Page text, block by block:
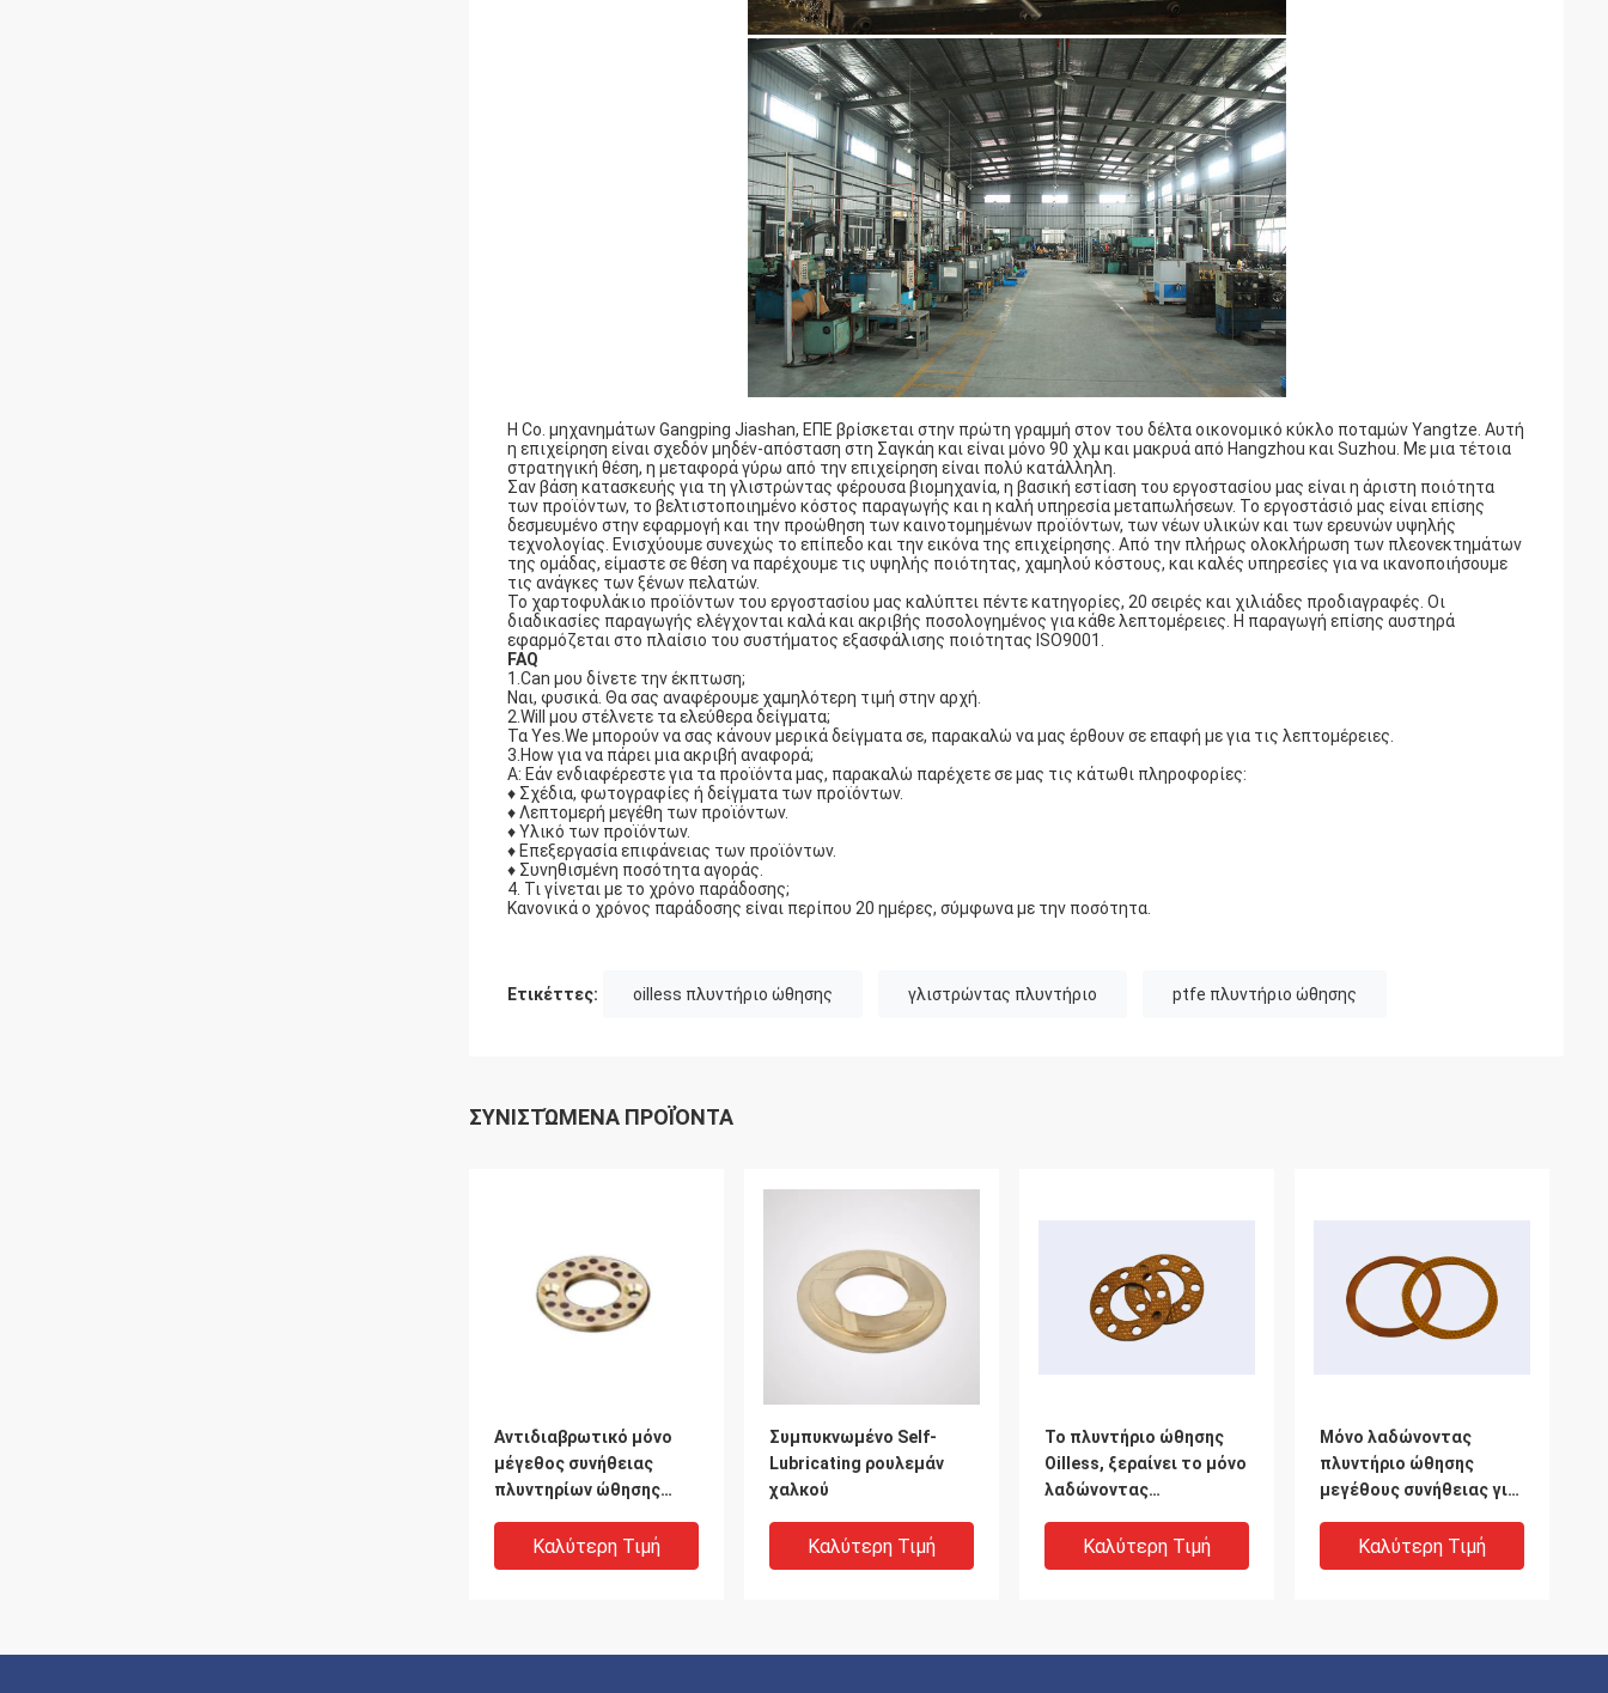
Η Co. μηχανημάτων Gangping Jiashan, ΕΠΕ βρίσκεται στην πρώτη γραμμή στον του δέλτα οικονομικό κύκλο ποταμών Yangtze. Αυτή
η επιχείρηση είναι σχεδόν μηδέν-απόσταση στη Σαγκάη και είναι μόνο 90 χλμ και μακρυά από Hangzhou και Suzhou. Με μια τέτοια
στρατηγική θέση, η μεταφορά γύρω από την επιχείρηση είναι πολύ κατάλληλη.
Σαν βάση κατασκευής για τη γλιστρώντας φέρουσα βιομηχανία, η βασική εστίαση του εργοστασίου μας είναι η άριστη ποιότητα
των προϊόντων, το βελτιστοποιημένο κόστος παραγωγής και η καλή υπηρεσία μεταπωλήσεων. Το εργοστάσιό μας είναι επίσης
δεσμευμένο στην εφαρμογή και την προώθηση των καινοτομημένων προϊόντων, των νέων υλικών και των ερευνών υψηλής
τεχνολογίας. Ενισχύουμε συνεχώς το επίπεδο και την εικόνα της επιχείρησης. Από την πλήρως ολοκλήρωση των πλεονεκτημάτων
της ομάδας, είμαστε σε θέση να παρέχουμε τις υψηλής ποιότητας, χαμηλού κόστους, και καλές υπηρεσίες για να ικανοποιήσουμε
τις ανάγκες των ξένων πελατών.
Το χαρτοφυλάκιο προϊόντων του εργοστασίου μας καλύπτει πέντε κατηγορίες, 20 σειρές και χιλιάδες προδιαγραφές. Οι
διαδικασίες παραγωγής ελέγχονται καλά και ακριβής ποσολογημένος για κάθε λεπτομέρειες. Η παραγωγή επίσης αυστηρά
εφαρμόζεται στο πλαίσιο του συστήματος εξασφάλισης ποιότητας ISO9001.
FAQ
1.Can μου δίνετε την έκπτωση;
Ναι, φυσικά. Θα σας αναφέρουμε χαμηλότερη τιμή στην αρχή.
2.Will μου στέλνετε τα ελεύθερα δείγματα;
Τα Yes.We μπορούν να σας κάνουν μερικά δείγματα σε, παρακαλώ να μας έρθουν σε επαφή με για τις λεπτομέρειες.
3.How για να πάρει μια ακριβή αναφορά;
Α: Εάν ενδιαφέρεστε για τα προϊόντα μας, παρακαλώ παρέχετε σε μας τις κάτωθι πληροφορίες:
♦ Σχέδια, φωτογραφίες ή δείγματα των προϊόντων.
♦ Λεπτομερή μεγέθη των προϊόντων.
♦ Υλικό των προϊόντων.
♦ Επεξεργασία επιφάνειας των προϊόντων.
♦ Συνηθισμένη ποσότητα αγοράς.
4. Τι γίνεται με το χρόνο παράδοσης;
Κανονικά ο χρόνος παράδοσης είναι περίπου 20 ημέρες, σύμφωνα με την ποσότητα.
Ετικέττες: oilless πλυντήριο ώθησης γλιστρώντας πλυντήριο ptfe πλυντήριο ώθησης
ΣΥΝΙΣΤΏΜΕΝΑ ΠΡΟΪΌΝΤΑ
Αντιδιαβρωτικό μόνο
μέγεθος συνήθειας
πλυντηρίων ώθησης
στρόβιλο νερού
Καλύτερη Τιμή
Συμπυκνωμένο Self-
Lubricating ρουλεμάν
χαλκού
Καλύτερη Τιμή
Το πλυντήριο ώθησης
Oilless, ξεραίνει το μόνο
λαδώνοντας
γνώρισμα Reat
πλυντηρίων
Καλύτερη Τιμή
Μόνο λαδώνοντας
πλυντήριο ώθησης
μεγέθους συνήθειας για
Καλύτερη Τιμή